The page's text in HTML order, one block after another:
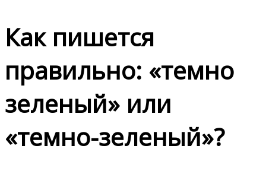
Как пишется
правильно: «темно
зеленый» или
«темно-зеленый»?